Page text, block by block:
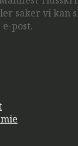
saker vi kan
post.